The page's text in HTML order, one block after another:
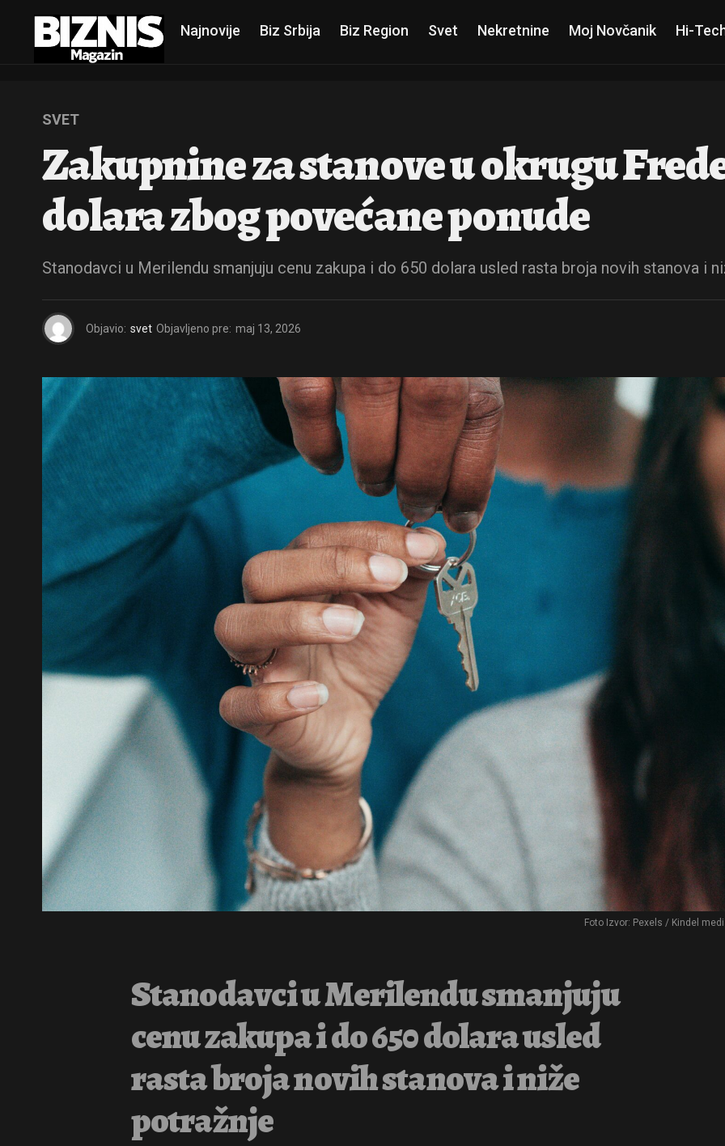
Najnovije Biz Srbija Biz Region Svet Nekretnine Moj Novčanik Hi-
SVET
Zakupnine za stanove u okrugu
dolara zbog povećane ponude
Stanodavci u Merilendu smanjuju cenu zakupa i do 650 dolara usled rasta broja novih stanova i
Objavio: svet Objavljeno pre: maj 13, 2026
Foto Izvor: Pexels / Kindel
Stanodavci u Merilendu smanjuju
cenu zakupa i do 650 dolara usled
rasta broja novih stanova i niže
potražnje